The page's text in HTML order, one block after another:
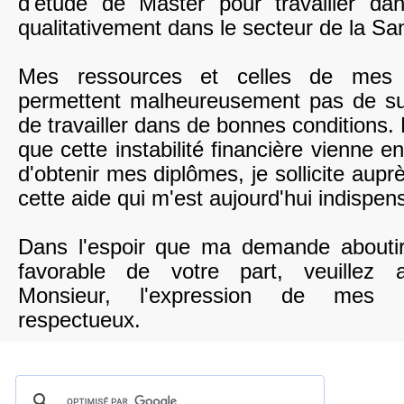
qualitativement dans le secteur de la
Mes ressources et celles de
permettent malheureusement pas de
de travailler dans de bonnes conditions.
que cette instabilité financière vienne
d'obtenir mes diplômes, je sollicite
cette aide qui m'est aujourd'hui
Dans l'espoir que ma demande
favorable de votre part, veuillez
Monsieur, l'expression de mes
respectueux.